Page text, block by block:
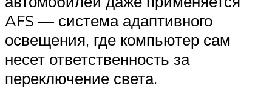
AFS — система адаптивного
освещения, где компьютер сам
несет ответственность за
переключение света.